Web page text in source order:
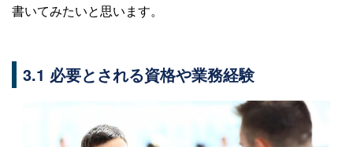
書いてみたいと思います。
3.1 必要とされる資格や業務経験